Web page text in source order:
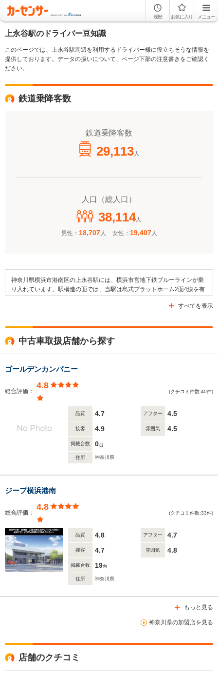
履歴 お気に入り メニュー
上永谷駅のドライバー豆知識
このページでは、上永谷駅周辺を利用するドライバー様に役立ちそうな情報を
提供しております。データの扱いについて、ページ下部の注意書きをご確認く
ださい。
鉄道乗降客数
鉄道乗降客数
29,113人
人口（総人口）
38,114人
男性： 18,707人 女性： 19,407人
神奈川県横浜市港南区の上永谷駅には、横浜市営地下鉄ブルーラインが乗
り入れています。駅構造の面では、当駅は島式プラットホーム2面4線を有
しています。駅の周辺は住宅地が広がっており、県道22号線や県道21号線
市立永野小学校や南高等学校附属中学校といった教育施設が存在します。
また、港南図書館や横浜港南二郵便局などの公共施設や、医療機関である
神奈川県立こども医療センターが近郊にあります。
すべてを表示
中古車取扱店舗から探す
ゴールデンカンパニー
総合評価：
4.8
(クチコミ件数:40件)
品質 4.7 アフター 4.5
接客 4.9 雰囲気 4.5
掲載台数 0台
住所 神奈川県
ジープ横浜港南
総合評価：
4.8
(クチコミ件数:33件)
品質 4.8 アフター 4.7
接客 4.7 雰囲気 4.8
掲載台数 19台
住所 神奈川県
もっと見る
神奈川県の加盟店を見る
店舗のクチコミ